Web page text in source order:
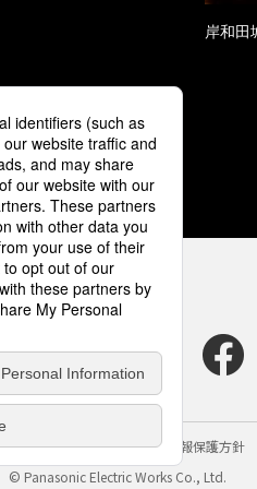
岸和田
クッキーポリシー
個人情報保護方針
© Panasonic Electric Works Co., Ltd.